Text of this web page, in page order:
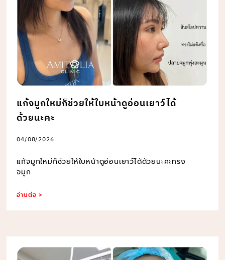
แก้จมูกใหม่ก็ช่วยให้ใบหน้าดูอ่อนเยาว์ได้
ด้วยนะคะ
04/08/2026
แก้จมูกใหม่ก็ช่วยให้ใบหน้าดูอ่อนเยาว์ได้ด้วยนะคะทรง
จมูก
อ่านต่อ >